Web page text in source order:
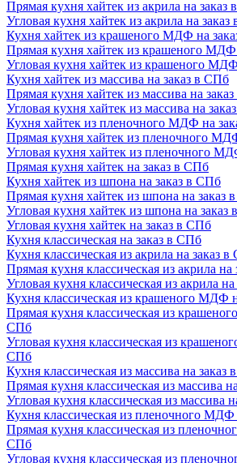
Прямая кухня хайтек из акрила на заказ
Угловая кухня хайтек из акрила на
Кухня хайтек из крашеного МДФ на
Прямая кухня хайтек из крашеного
Угловая кухня хайтек из крашеного
Кухня хайтек из массива на заказ в СПб
Прямая кухня хайтек из массива на
Угловая кухня хайтек из массива на
Кухня хайтек из пленочного МДФ на
Прямая кухня хайтек из пленочного
Угловая кухня хайтек из пленочного
Прямая кухня хайтек на заказ в СПб
Кухня хайтек из шпона на заказ в СПб
Прямая кухня хайтек из шпона на заказ
Угловая кухня хайтек из шпона на заказ
Угловая кухня хайтек на заказ в СПб
Кухня классическая на заказ в СПб
Кухня классическая из акрила на заказ
Прямая кухня классическая из акрила на
Угловая кухня классическая из акрила
Кухня классическая из крашеного МДФ
Прямая кухня классическая из
СПб
Угловая кухня классическая из
СПб
Кухня классическая из массива на заказ
Прямая кухня классическая из массива
Угловая кухня классическая из массива
Кухня классическая из пленочного
Прямая кухня классическая из
СПб
Угловая кухня классическая из